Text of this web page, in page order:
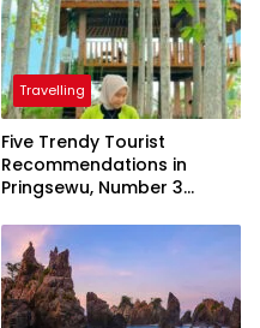
Travelling
Five Trendy Tourist
Recommendations in
Pringsewu, Number 3
President